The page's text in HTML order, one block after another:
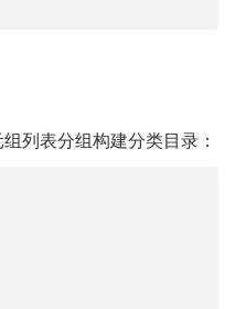
列表分组构建分类目录：